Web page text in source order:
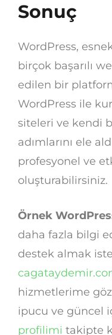
Sonuç
WordPress,
birçok başarılı
edilen bir
WordPress ile
siteleri ve kendi
adımlarını ele
profesyonel ve
oluşturabilirsiniz.
Örnek
daha fazla bilgi
destek almak
hizmetlerime
ipucu ve güncel
profilimi takipte